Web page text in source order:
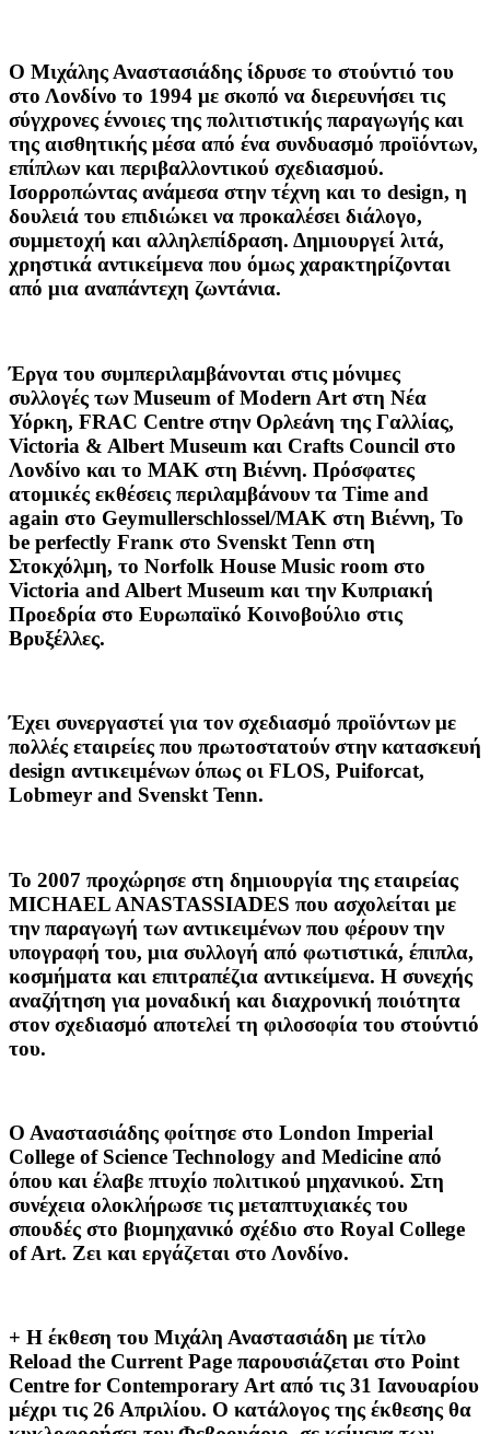
Ο Μιχάλης Αναστασιάδης ίδρυσε το στούντιό του
στο Λονδίνο το 1994 με σκοπό να διερευνήσει τις
σύγχρονες έννοιες της πολιτιστικής παραγωγής και
της αισθητικής μέσα από ένα συνδυασμό προϊόντων,
επίπλων και περιβαλλοντικού σχεδιασμού.
Ισορροπώντας ανάμεσα στην τέχνη και το design, η
δουλειά του επιδιώκει να προκαλέσει διάλογο,
συμμετοχή και αλληλεπίδραση. Δημιουργεί λιτά,
χρηστικά αντικείμενα που όμως χαρακτηρίζονται
από μια αναπάντεχη ζωντάνια.
Έργα του συμπεριλαμβάνονται στις μόνιμες
συλλογές τωνMuseum of Modern Art στη Νέα
Υόρκη, FRAC Centre στην Ορλεάνη της Γαλλίας,
Victoria & Albert Museum και Crafts Council στο
Λονδίνο και το ΜΑΚ στη Βιέννη. Πρόσφατες
ατομικές εκθέσεις περιλαμβάνουν τα Time and
again στο Geymullerschlossel/MAK στη Βιέννη, To
be perfectly Franκ στο Svenskt Tenn στη
Στοκχόλμη, το Norfolk House Music room στο
Victoria and Albert Museum και την Κυπριακή
Προεδρία στο Ευρωπαϊκό Κοινοβούλιο στις
Βρυξέλλες.
Έχει συνεργαστεί για τον σχεδιασμό προϊόντων με
πολλές εταιρείες που πρωτοστατούν στην κατασκευή
design αντικειμένων όπως οι FLOS, Puiforcat,
Lobmeyr and Svenskt Tenn.
Το 2007 προχώρησε στη δημιουργία της εταιρείας
MICHAEL ANASTASSIADES που ασχολείται με
την παραγωγή των αντικειμένων που φέρουν την
υπογραφή του, μια συλλογή από φωτιστικά, έπιπλα,
κοσμήματα και επιτραπέζια αντικείμενα. Η συνεχής
αναζήτηση για μοναδική και διαχρονική ποιότητα
στον σχεδιασμό αποτελεί τη φιλοσοφία του στούντιό
του.
Ο Αναστασιάδης φοίτησε στο London Imperial
College of Science Technology and Medicine από
όπου και έλαβε πτυχίο πολιτικού μηχανικού. Στη
συνέχεια ολοκλήρωσε τις μεταπτυχιακές του
σπουδές στο βιομηχανικό σχέδιο στο Royal College
of Art. Ζει και εργάζεται στο Λονδίνο.
+ Η έκθεση του Μιχάλη Αναστασιάδη με τίτλο
Reload the Current Page παρουσιάζεται στο Point
Centre for Contemporary Artαπό τις 31 Ιανουαρίου
μέχρι τις 26 Απριλίου. Ο κατάλογος της έκθεσης θα